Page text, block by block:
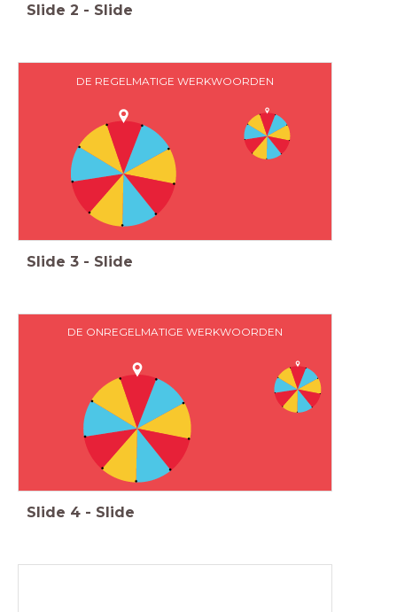
Slide 2 - Slide
DE REGELMATIGE WERKWOORDEN
Slide 3 - Slide
DE ONREGELMATIGE WERKWOORDEN
Slide 4 - Slide